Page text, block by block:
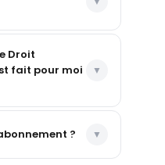
Droit
fait pour moi
?